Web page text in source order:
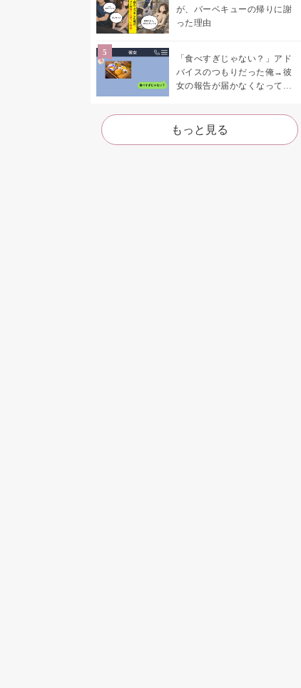
が、バーベキューの帰りに謝
った理由
「食べすぎじゃない？」アド
バイスのつもりだった俺→彼
女の報告が届かなくなって、
た
もっと見る